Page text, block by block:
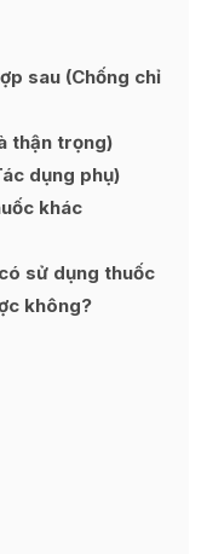
sau (Chống chỉ
thận trọng)
dụng phụ)
khác
sử dụng thuốc
không?